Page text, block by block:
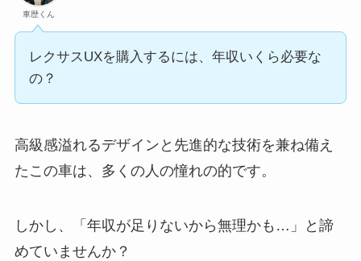
車歴くん
レクサスUXを購入するには、年収いくら必要な
の？
高級感溢れるデザインと先進的な技術を兼ね備え
たこの車は、多くの人の憧れの的です。
しかし、「年収が足りないから無理かも…」と諦
めていませんか？